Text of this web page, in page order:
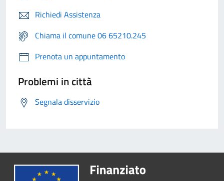
Richiedi Assistenza
Chiama il comune 06 65210.245
Prenota un appuntamento
Problemi in città
Segnala disservizio